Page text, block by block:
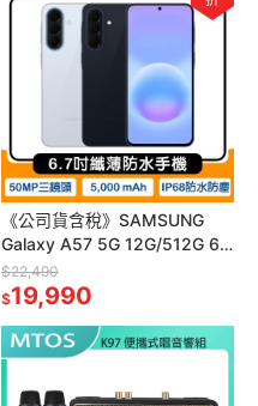
《公司貨含稅》SAMSUNG
Galaxy A57 5G 12G/512G 6.7
吋手機
$22,490
$19,990